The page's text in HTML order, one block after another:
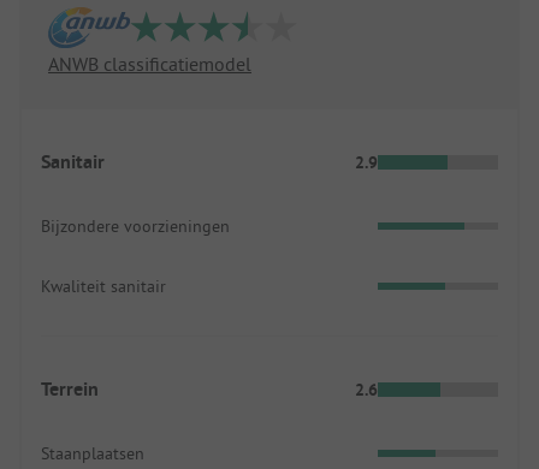
ANWB classificatiemodel
Sanitair 2.9
Bijzondere voorzieningen
Kwaliteit sanitair
Terrein 2.6
Staanplaatsen